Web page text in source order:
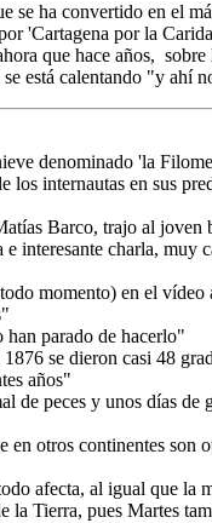
ha convertido en el
'Cartagena por la
que hace años,
está calentando "y ahí
denominado 'la
los internautas en sus
Barco, trajo al
interesante charla, muy
momento) en el
han parado de hacerlo"
se dieron casi 48
años"
peces y unos días de
otros continentes son
afecta, al igual que la
Tierra, pues Martes